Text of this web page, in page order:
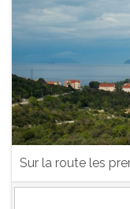
Sur la route les